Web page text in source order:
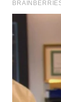
LIKUPANG
LABUANBAJO
BORNEO